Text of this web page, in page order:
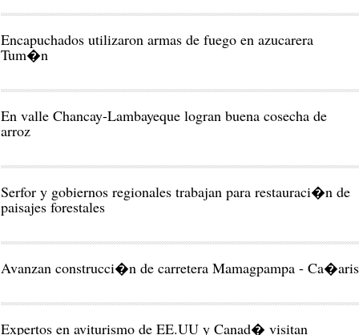
Encapuchados utilizaron armas de fuego en azucarera
Tum�n
En valle Chancay-Lambayeque logran buena cosecha de
arroz
Serfor y gobiernos regionales trabajan para restauraci�n de
paisajes forestales
Avanzan construcci�n de carretera Mamagpampa - Ca�aris
Expertos en aviturismo de EE.UU y Canad� visitan